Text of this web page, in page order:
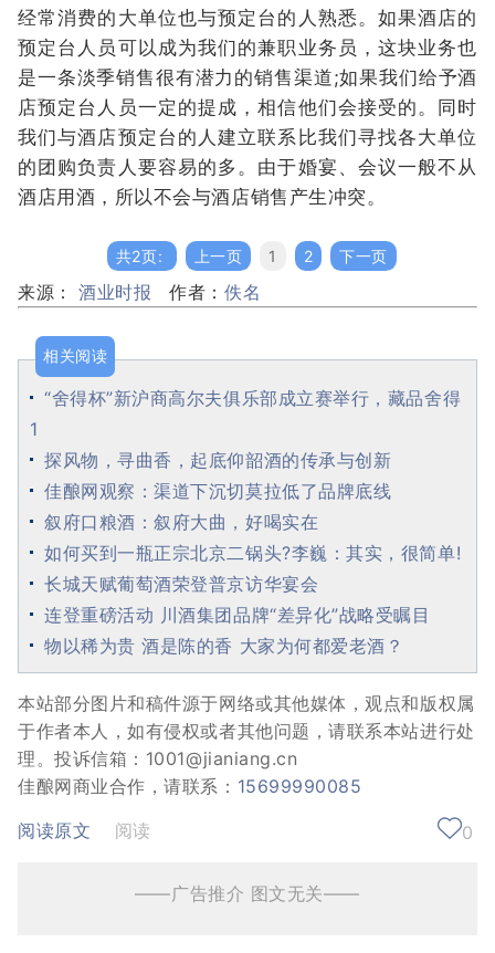
经常消费的大单位也与预定台的人熟悉。如果酒店的
预定台人员可以成为我们的兼职业务员，这块业务也
是一条淡季销售很有潜力的销售渠道;如果我们给予酒
店预定台人员一定的提成，相信他们会接受的。同时
我们与酒店预定台的人建立联系比我们寻找各大单位
的团购负责人要容易的多。由于婚宴、会议一般不从
酒店用酒，所以不会与酒店销售产生冲突。
共2页: 上一页 1 2 下一页
来源： 酒业时报 作者：佚名
相关阅读
“舍得杯”新沪商高尔夫俱乐部成立赛举行，藏品舍得
1
探风物，寻曲香，起底仰韶酒的传承与创新
佳酿网观察：渠道下沉切莫拉低了品牌底线
叙府口粮酒：叙府大曲，好喝实在
如何买到一瓶正宗北京二锅头?李巍：其实，很简单!
长城天赋葡萄酒荣登普京访华宴会
连登重磅活动 川酒集团品牌“差异化”战略受瞩目
物以稀为贵 酒是陈的香 大家为何都爱老酒？
本站部分图片和稿件源于网络或其他媒体，观点和版权属
于作者本人，如有侵权或者其他问题，请联系本站进行处
理。投诉信箱：1001@jianiang.cn
佳酿网商业合作，请联系： 15699990085
阅读原文
阅读 0
——广告推介 图文无关——